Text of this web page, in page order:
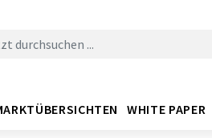
WHITE PAPER